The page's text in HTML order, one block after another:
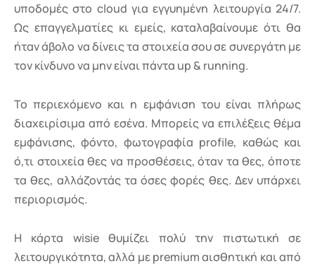
υποδομές στο cloud για εγγυημένη λειτουργία 24/7.
Ως επαγγελματίες κι εμείς, καταλαβαίνουμε ότι θα
ήταν άβολο να δίνεις τα στοιχεία σου σε συνεργάτη με
τον κίνδυνο να μην είναι πάντα up & running.
Το περιεχόμενο και η εμφάνιση του είναι πλήρως
διαχειρίσιμα από εσένα. Μπορείς να επιλέξεις θέμα
εμφάνισης, φόντο, φωτογραφία profile, καθώς και
ό,τι στοιχεία θες να προσθέσεις, όταν τα θες, όποτε
τα θες, αλλάζοντάς τα όσες φορές θες. Δεν υπάρχει
περιορισμός.
Η κάρτα wisie θυμίζει πολύ την πιστωτική σε
λειτουργικότητα, αλλά με premium αισθητική και από